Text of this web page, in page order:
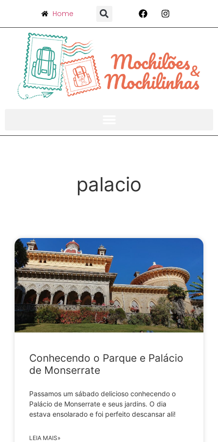
Home
palacio
Conhecendo o Parque e Palácio
de Monserrate
Passamos um sábado delicioso conhecendo o
Palácio de Monserrate e seus jardins. O dia
estava ensolarado e foi perfeito descansar ali!
LEIA MAIS»